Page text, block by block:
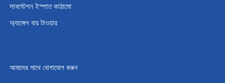
সাবস্টেশন ইস্পাত কাঠামো
অ্যাঙ্গেল বার টাওয়ার
আমাদের সাথে যোগাযোগ করুন